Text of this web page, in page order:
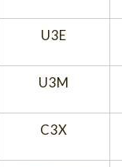
U3E
U3M
C3X